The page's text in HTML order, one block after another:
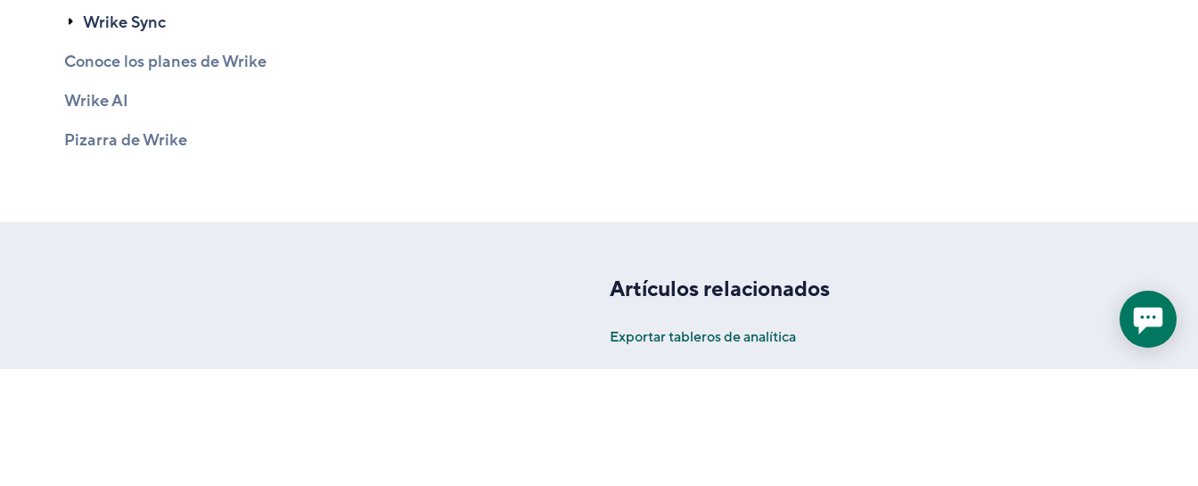
Wrike Sync
Conoce los planes de Wrike
Wrike AI
Pizarra de Wrike
Artículos relacionados
Exportar tableros de analítica